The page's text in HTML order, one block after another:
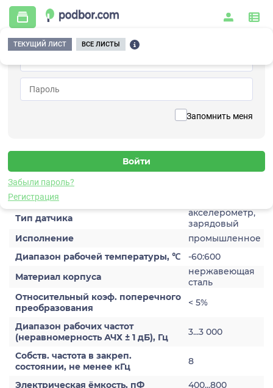
Запомнить меня
Забыли пароль?
Регистрация
ТЕКУЩИЙ ЛИСТ ВСЕ ЛИСТЫ
Главная / Контрольно-измерительные приборы и автоматика / Датчики /
Виброускорения / 1C205HA-2
Датчик виброускорения
Характеристики
Тип датчика
акселерометр,
зарядовый
Исполнение
промышленное
Диапазон рабочей температуры, ℃
-60:600
Материал корпуса
нержавеющая
сталь
Относительный коэф. поперечного
преобразования
< 5%
Диапазон рабочих частот
(неравномерность АЧХ ± 1 дБ), Гц
3...3 000
Собств. частота в закреп.
состоянии, не менее кГц
8
Электрическая ёмкость, пФ
400...800